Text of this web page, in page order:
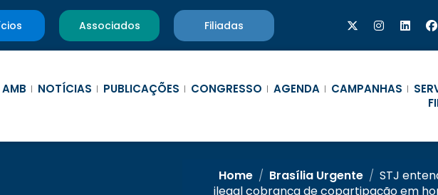
Associados Filiadas
NOTÍCIAS PUBLICAÇÕES CONGRESSO AGENDA CAMPANHAS
Home / Brasília Urgente / STJ
ilegal cobrança de copartipação em